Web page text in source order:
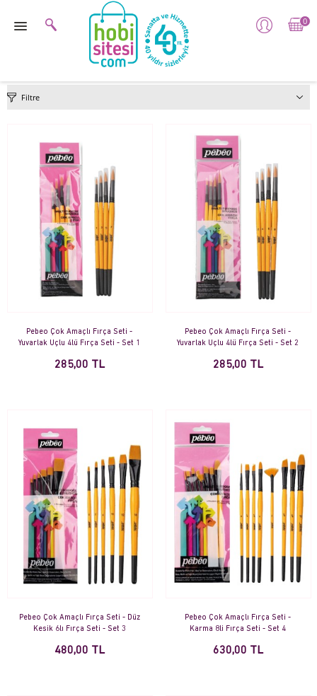
0
Filtre
Pebeo Çok Amaçlı Fırça Seti -
Yuvarlak Uçlu 4lü Fırça Seti - Set 1
285,00 TL
Pebeo Çok Amaçlı Fırça Seti -
Yuvarlak Uçlu 4lü Fırça Seti - Set 2
285,00 TL
Pebeo Çok Amaçlı Fırça Seti - Düz
Kesik 6lı Fırça Seti - Set 3
480,00 TL
Pebeo Çok Amaçlı Fırça Seti -
Karma 8li Fırça Seti - Set 4
630,00 TL